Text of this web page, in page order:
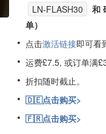
LN-FLASH30
和
单）
点击激活链接即可看
运费£7.5, 或订单满
折扣随时截止。
🇩🇪点击购买>
🇫🇷点击购买>